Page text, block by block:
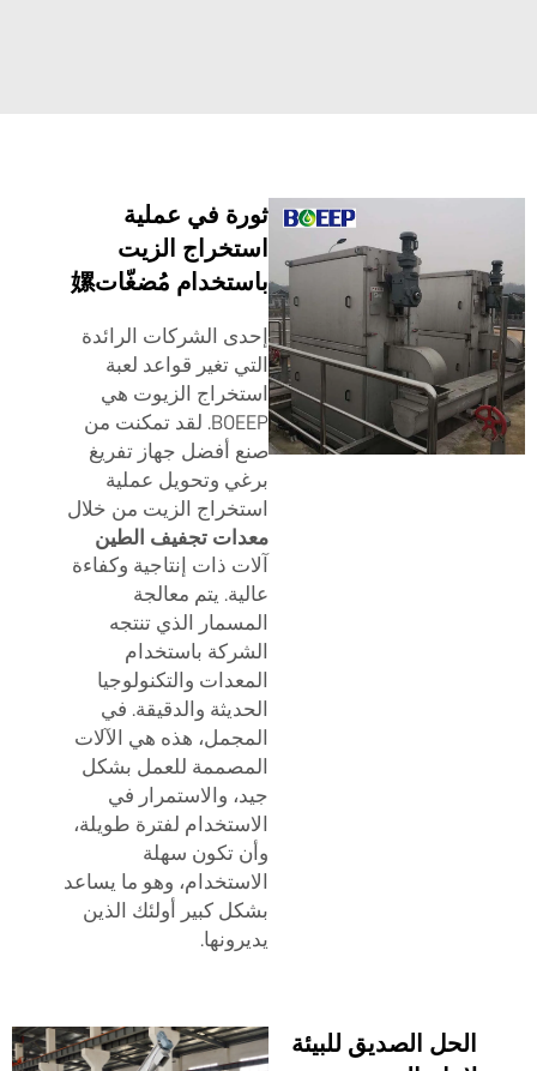
ثورة في عملية
استخراج الزيت
باستخدام مُضغّات嫘
إحدى الشركات الرائدة
التي تغير قواعد لعبة
استخراج الزيوت هي
BOEEP. لقد تمكنت من
صنع أفضل جهاز تفريغ
برغي وتحويل عملية
استخراج الزيت من خلال
معدات تجفيف الطين
آلات ذات إنتاجية وكفاءة
عالية. يتم معالجة
المسمار الذي تنتجه
الشركة باستخدام
المعدات والتكنولوجيا
الحديثة والدقيقة. في
المجمل، هذه هي الآلات
المصممة للعمل بشكل
جيد، والاستمرار في
الاستخدام لفترة طويلة،
وأن تكون سهلة
الاستخدام، وهو ما يساعد
بشكل كبير أولئك الذين
يديرونها.
الحل الصديق للبيئة